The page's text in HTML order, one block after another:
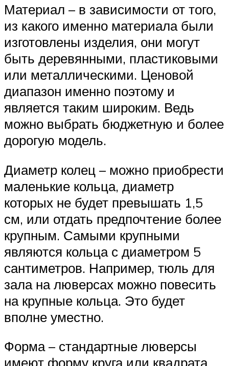
Материал – в зависимости от того,
из какого именно материала были
изготовлены изделия, они могут
быть деревянными, пластиковыми
или металлическими. Ценовой
диапазон именно поэтому и
является таким широким. Ведь
можно выбрать бюджетную и более
дорогую модель.
Диаметр колец – можно приобрести
маленькие кольца, диаметр
которых не будет превышать 1,5
см, или отдать предпочтение более
крупным. Самыми крупными
являются кольца с диаметром 5
сантиметров. Например, тюль для
зала на люверсах можно повесить
на крупные кольца. Это будет
вполне уместно.
Форма – стандартные люверсы
имеют форму круга или квадрата.